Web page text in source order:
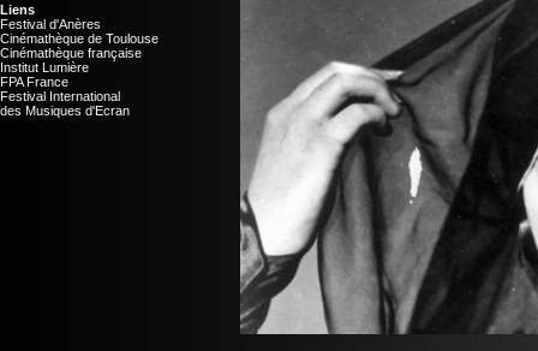
Liens
Festival d'Anères
Cinémathèque de Toulouse
Cinémathèque française
Institut Lumière
FPA France
Festival International
des Musiques d'Ecran